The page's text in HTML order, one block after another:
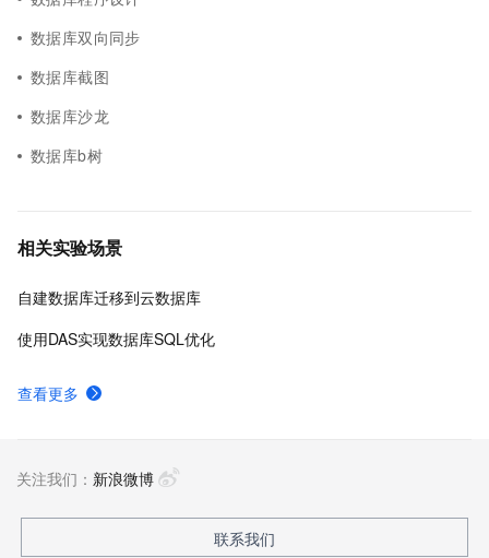
数据库双向同步
数据库截图
数据库沙龙
数据库b树
相关实验场景
自建数据库迁移到云数据库
使用DAS实现数据库SQL优化
查看更多
关注我们： 新浪微博
联系我们